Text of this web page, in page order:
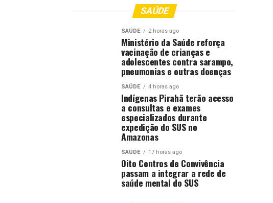
SAÚDE
SAÚDE 2 horas ago
Ministério da Saúde reforça
vacinação de crianças e
adolescentes contra sarampo,
pneumonias e outras doenças
SAÚDE 4 horas ago
Indígenas Pirahã terão acesso
a consultas e exames
especializados durante
expedição do SUS no
Amazonas
SAÚDE 17 horas ago
Oito Centros de Convivência
passam a integrar a rede de
saúde mental do SUS